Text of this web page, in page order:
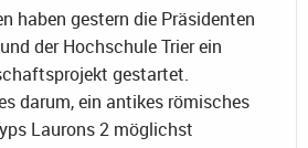
haben gestern die Präsidenten
der Hochschule Trier ein
gestartet.
darum, ein antikes römisches
Laurons 2 möglichst